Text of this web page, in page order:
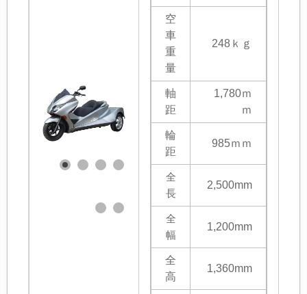
空
車
重
量
248ｋｇ
軸
距
1,780ｍ
ｍ
輪
距
985ｍｍ
全
長
2,500mm
全
幅
1,200mm
全
高
1,360mm